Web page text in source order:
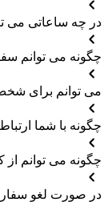
در چه ساعاتی می
چگونه می توانم
می توانم برای
چگونه با شما
چگونه می توانم از
در صورت لغو